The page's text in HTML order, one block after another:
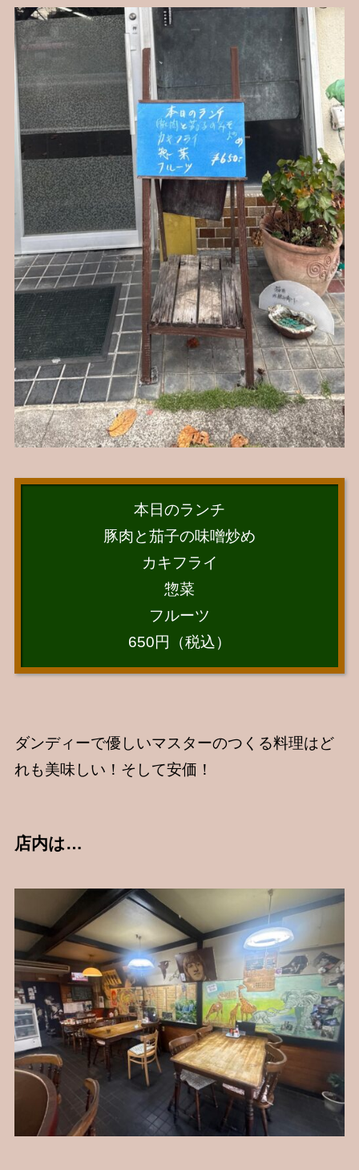
本日のランチ
豚肉と茄子の味噌炒め
カキフライ
惣菜
フルーツ
650円（税込）
ダンディーで優しいマスターのつくる料理はど
れも美味しい！そして安価！
店内は…